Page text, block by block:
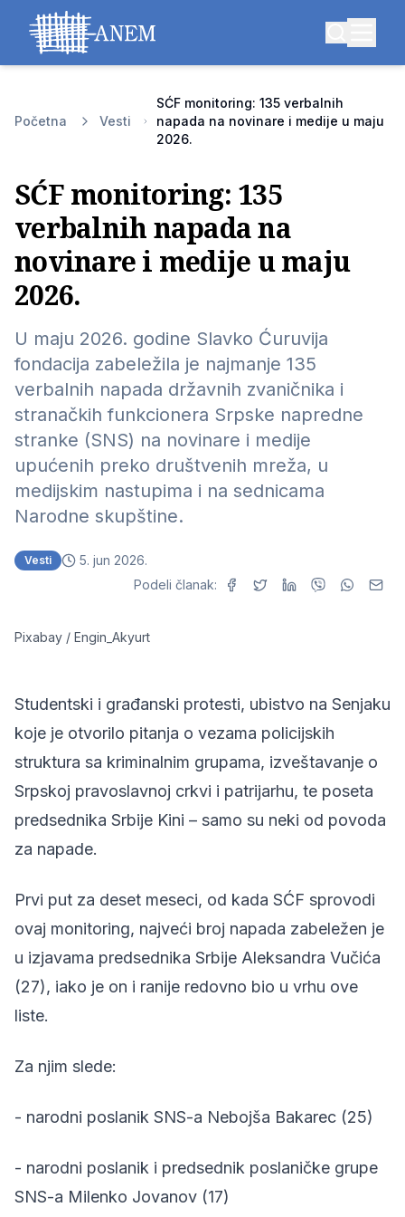
Početna Vesti
SĆF monitoring: 135 verbalnih
napada na novinare i medije u maju
2026.
SĆF monitoring: 135
verbalnih napada na
novinare i medije u maju
2026.
U maju 2026. godine Slavko Ćuruvija
fondacija zabeležila je najmanje 135
verbalnih napada državnih zvaničnika i
stranačkih funkcionera Srpske napredne
stranke (SNS) na novinare i medije
upućenih preko društvenih mreža, u
medijskim nastupima i na sednicama
Narodne skupštine.
Vesti
5. jun 2026.
Podeli članak:
Pixabay / Engin_Akyurt
Studentski i građanski protesti, ubistvo na Senjaku
koje je otvorilo pitanja o vezama policijskih
struktura sa kriminalnim grupama, izveštavanje o
Srpskoj pravoslavnoj crkvi i patrijarhu, te poseta
predsednika Srbije Kini – samo su neki od povoda
za napade.
Prvi put za deset meseci, od kada SĆF sprovodi
ovaj monitoring, najveći broj napada zabeležen je
u izjavama predsednika Srbije Aleksandra Vučića
(27), iako je on i ranije redovno bio u vrhu ove
liste.
Za njim slede:
- narodni poslanik SNS-a Nebojša Bakarec (25)
- narodni poslanik i predsednik poslaničke grupe
SNS-a Milenko Jovanov (17)